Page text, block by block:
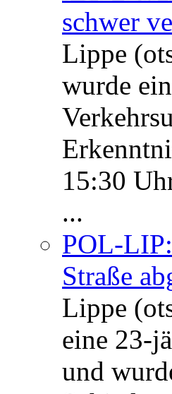
schwer
Lippe
wurde
15:30
...
POL-
Straße
Lippe
eine 23-
und